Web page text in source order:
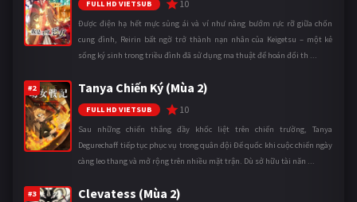
FULL HD VIETSUB 10
Được điện hạ hết mực sủng ái và ví như nàng bướm rực rỡ giữa chốn
cung đình, Reirin bất ngờ trở thành nạn nhân của Keigetsu – một kẻ
sống ký sinh trong triều đình đã sử dụng ma thuật để hoán đổi th ...
#2 Tanya Chiến Ký (Mùa 2)
FULL HD VIETSUB 10
Sau những chiến thắng đầy khốc liệt trên chiến trường, Tanya
Degurechaff tiếp tục phục vụ trong quân đội Đế quốc khi cuộc chiến ngày
càng leo thang và mở rộng trên nhiều mặt trận. Dù sở hữu tài năn ...
#3 Clevatess (Mùa 2)